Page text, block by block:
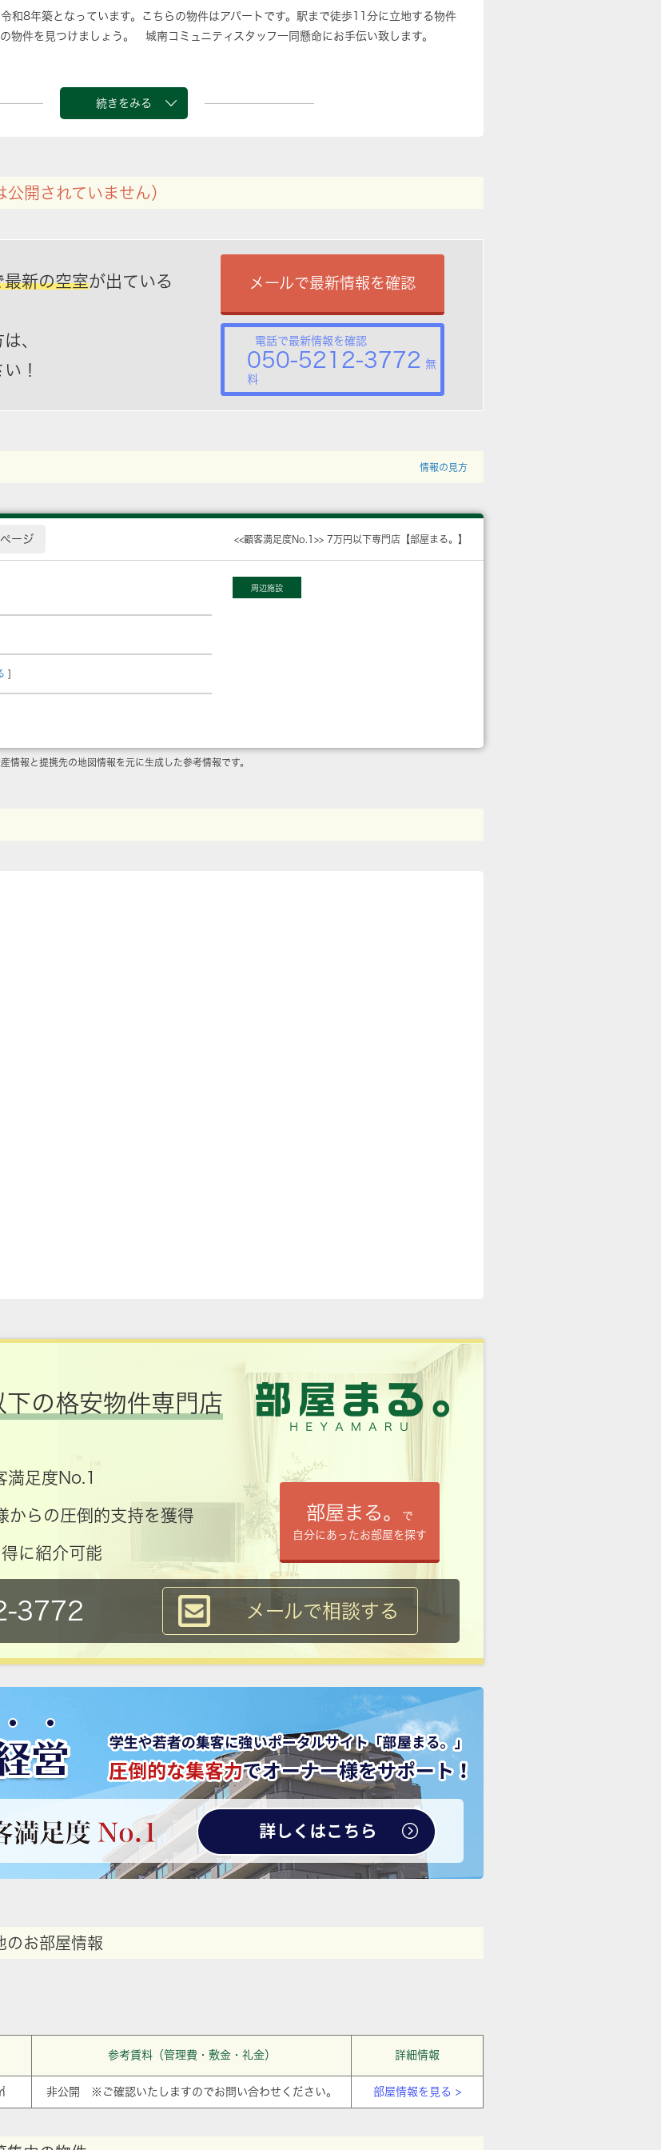
和8年築となっています。こちらの物件はアパートです。駅まで徒歩11分に立地する物件
物件を見つけましょう。 城南コミュニティスタッフ一同懸命にお手伝い致します。
続きをみる
公開されていません）
最新の空室が出ている
、
！
メールで最新情報を確認
電話で最新情報を確認
050-5212-3772 無
料
情報の見方
ージ <<顧客満足度No.1>> 7万円以下専門店【部屋まる。】
]
周辺施設
報と提携先の地図情報を元に生成した参考情報です。
の格安物件専門店
満足度No.1
からの圧倒的支持を獲得
に紹介可能
部屋まる。
で
自分にあったお部屋を探す
3772 メールで相談する
のお部屋情報
参考賃料（管理費・敷金・礼金） 詳細情報
非公開 ※ご確認いたしますのでお問い合わせください。 部屋情報を見る >